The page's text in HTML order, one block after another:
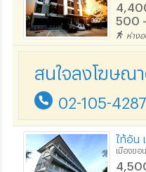
500
ห่าง
สนใจลงโฆษณ
02-105-4287
ไท้อัน
เมืองขอ